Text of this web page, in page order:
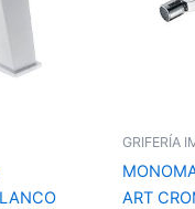
GRIFERÍA
ART